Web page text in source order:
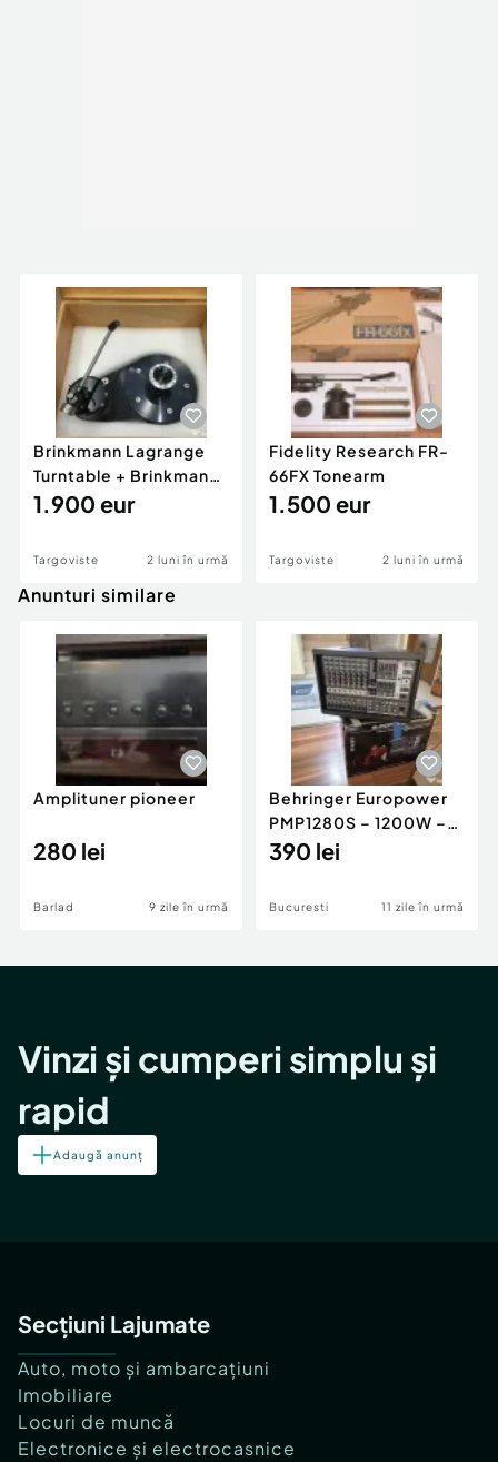
Brinkmann Lagrange
Turntable + Brinkmann
10.5 Tonearm
1.900 eur
Targoviste 2 luni în urmă
Fidelity Research FR-
66FX Tonearm
1.500 eur
Targoviste 2 luni în urmă
Anunturi similare
Amplituner pioneer
280 lei
Barlad 9 zile în urmă
Behringer Europower
PMP1280S – 1200W –
Vândut ca defect –
390 lei
Bucuresti 11 zile în urmă
Vinzi și cumperi simplu și
rapid
Adaugă anunț
Secțiuni Lajumate
Auto, moto și ambarcațiuni
Imobiliare
Locuri de muncă
Electronice și electrocasnice